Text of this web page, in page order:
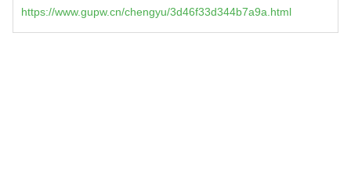
https://www.gupw.cn/chengyu/3d46f33d344b7a9a.html